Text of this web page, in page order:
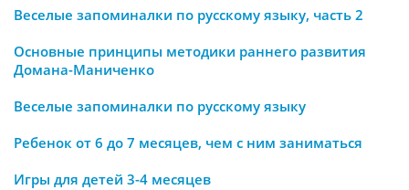
Веселые запоминалки по русскому языку, часть 2
Основные принципы методики раннего развития
Домана-Маниченко
Веселые запоминалки по русскому языку
Ребенок от 6 до 7 месяцев, чем с ним заниматься
Игры для детей 3-4 месяцев